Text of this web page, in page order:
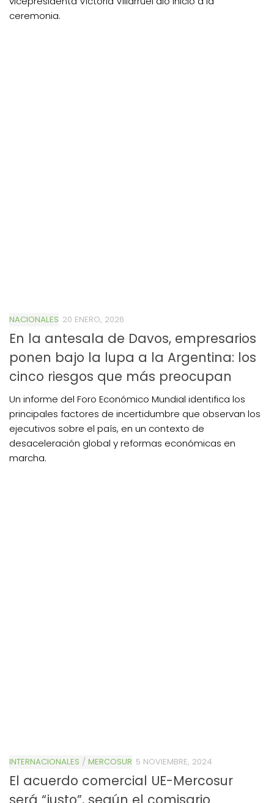
ceremonia.
NACIONALES 20 ENERO, 2026
En la antesala de Davos, empresarios
ponen bajo la lupa a la Argentina: los
cinco riesgos que más preocupan
Un informe del Foro Económico Mundial identifica los
principales factores de incertidumbre que observan los
ejecutivos sobre el país, en un contexto de
desaceleración global y reformas económicas en
marcha.
INTERNACIONALES / MERCOSUR 5 NOVIEMBRE, 2024
El acuerdo comercial UE-Mercosur